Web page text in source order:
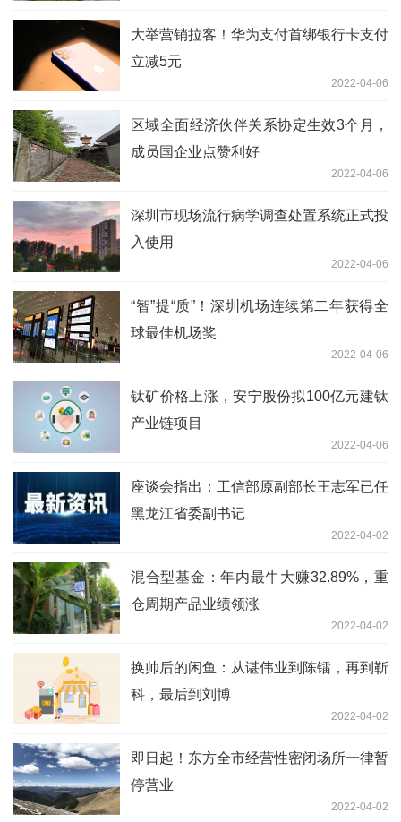
大举营销拉客！华为支付首绑银行卡支付
立减5元
2022-04-06
区域全面经济伙伴关系协定生效3个月，
成员国企业点赞利好
2022-04-06
深圳市现场流行病学调查处置系统正式投
入使用
2022-04-06
“智”提“质”！深圳机场连续第二年获得全
球最佳机场奖
2022-04-06
钛矿价格上涨，安宁股份拟100亿元建钛
产业链项目
2022-04-06
座谈会指出：工信部原副部长王志军已任
黑龙江省委副书记
2022-04-02
混合型基金：年内最牛大赚32.89%，重
仓周期产品业绩领涨
2022-04-02
换帅后的闲鱼：从谌伟业到陈镭，再到靳
科，最后到刘博
2022-04-02
即日起！东方全市经营性密闭场所一律暂
停营业
2022-04-02